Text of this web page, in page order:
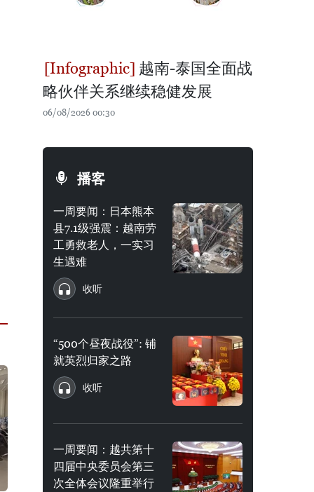
越南-泰国全面战
略伙伴关系继续稳健发展
06/08/2026 00:30
播客
一周要闻：日本熊本
县7.1级强震：越南劳
工勇救老人，一实习
生遇难
收听
“500个昼夜战役”: 铺
就英烈归家之路
收听
一周要闻：越共第十
四届中央委员会第三
次全体会议隆重举行